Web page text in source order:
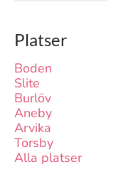
Platser
Boden
Slite
Burlöv
Aneby
Arvika
Torsby
Alla platser